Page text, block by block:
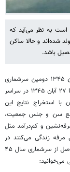
است به نظر می‌آید که
شده‌اند و حالا ساکن
باشد.
به گزارش خبرگزاری خبرآنلاین، بین روزهای ۸ تا ۲۷ آبان ۱۳۴۵ دومین سرشماری
عمومی نفوس و مسکن در زمان پهلوی دوم از تاریخ ۸ تا ۲۷ آبان ۱۳۴۵ در سراسر
استخراج نتایج این
سن و جنس جمعیت،
و کم‌درآمد مثل
جمعی مرفه زندگی می‌کنند در
دومی جمعی با درآمد کم. آمار خواندنی جمعیت تهران حاصل از سرشماری سال ۴۵